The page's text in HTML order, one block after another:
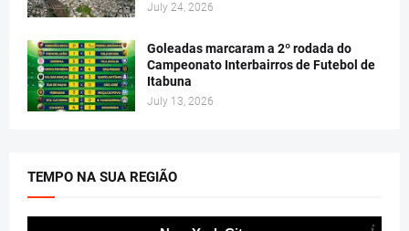
July 24, 2026
Goleadas marcaram a 2º rodada do
Campeonato Interbairros de Futebol de
Itabuna
July 13, 2026
TEMPO NA SUA REGIÃO